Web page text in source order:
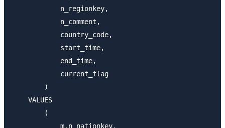
            n_regionkey,
            n_comment,
            country_code,
            start_time,
            end_time,
            current_flag
        )
    VALUES
        (
            m.n_nationkey,